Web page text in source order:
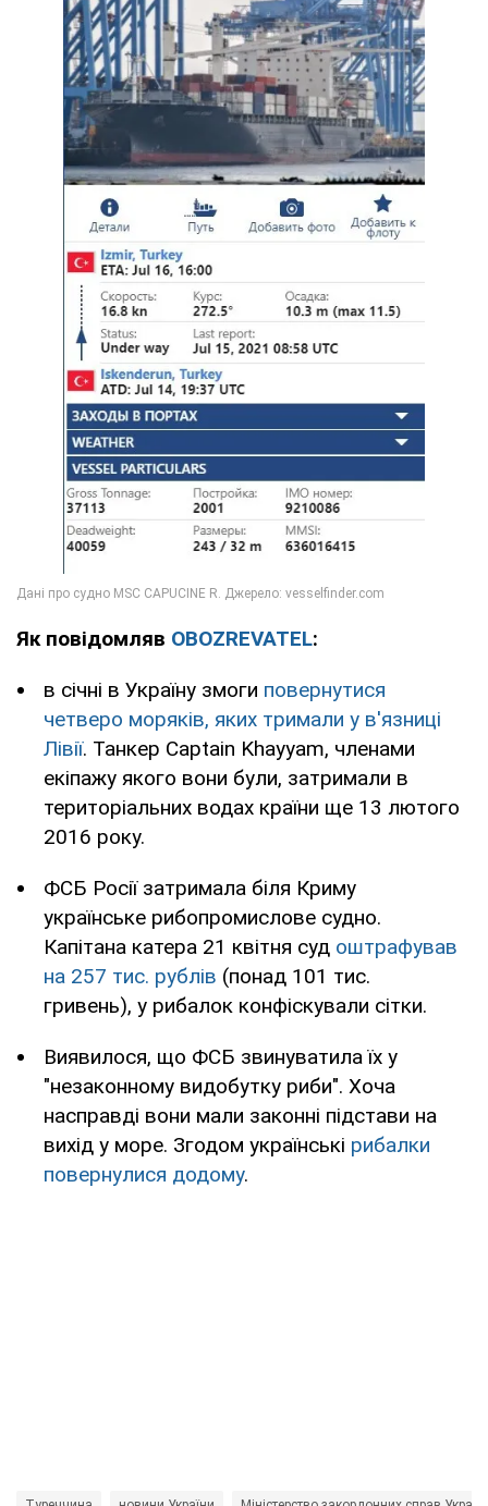
Як повідомляв OBOZREVATEL:
в січні в Україну змоги повернутися
четверо моряків, яких тримали у в'язниці
Лівії. Танкер Captain Khayyam, членами
екіпажу якого вони були, затримали в
територіальних водах країни ще 13 лютого
2016 року.
ФСБ Росії затримала біля Криму
українське рибопромислове судно.
Капітана катера 21 квітня суд оштрафував
на 257 тис. рублів (понад 101 тис.
гривень), у рибалок конфіскували сітки.
Виявилося, що ФСБ звинуватила їх у
"незаконному видобутку риби". Хоча
насправді вони мали законні підстави на
вихід у море. Згодом українські рибалки
повернулися додому.